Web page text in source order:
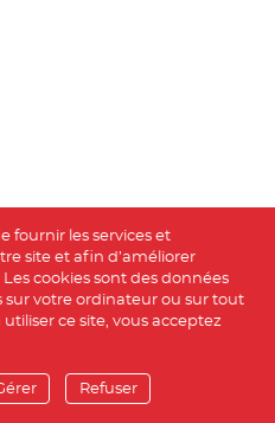
fournir les services et
site et afin d’améliorer
cookies sont des données
sur votre ordinateur ou sur tout
ce site, vous acceptez
Refuser